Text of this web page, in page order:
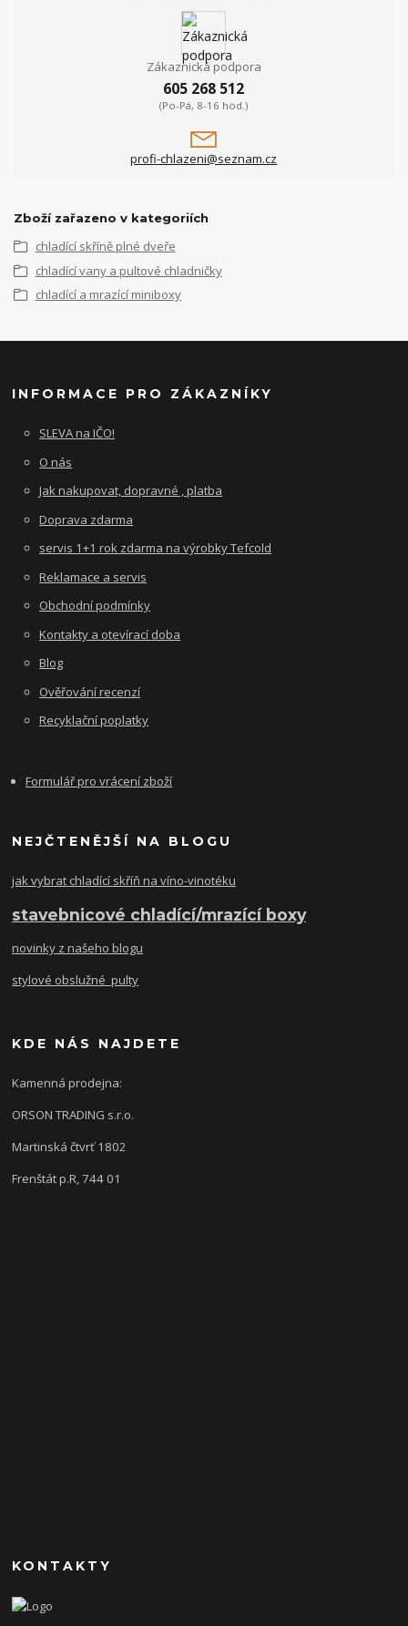
Zákaznická podpora
605 268 512
(Po-Pá, 8-16 hod.)
profi-chlazeni@seznam.cz
Zboží zařazeno v kategoriích
chladící skříně plné dveře
chladící vany a pultové chladničky
chladící a mrazící miniboxy
INFORMACE PRO ZÁKAZNÍKY
SLEVA na IČO!
O nás
Jak nakupovat, dopravné , platba
Doprava zdarma
servis 1+1 rok zdarma na výrobky Tefcold
Reklamace a servis
Obchodní podmínky
Kontakty a otevírací doba
Blog
Ověřování recenzí
Recyklační poplatky
Formulář pro vrácení zboží
NEJČTENĚJŠÍ NA BLOGU
jak vybrat chladící skříň na víno-vinotéku
stavebnicové chladící/mrazící boxy
novinky z našeho blogu
stylové obslužné pulty
KDE NÁS NAJDETE
Kamenná prodejna:
ORSON TRADING s.r.o.
Martinská čtvrť 1802
Frenštát p.R, 744 01
KONTAKTY